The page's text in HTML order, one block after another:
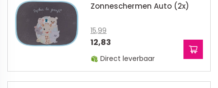
Zonneschermen Auto (2x)
15,99
12,83
Direct leverbaar